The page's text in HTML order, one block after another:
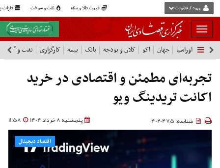
قیمت طلا و سکه نفت و سوخت فلزات ورود / عضویت
بار
و
بسته
نمودن
فهرست
اوراسیا جهان اکو کلان و بودجه بانک بیمه کارگزاری نفت و گاز
تجربه‌ای مطمئن و اقتصادی در خرید
اکانت تریدینگ ویو
پنجشنبه 8 خرداد 1404 11:58 شناسه: 4020475
اقتصاد دیجیتال